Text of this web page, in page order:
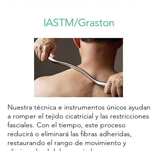
IASTM/Graston
Nuestra técnica e instrumentos únicos ayudan
a romper el tejido cicatricial y las restricciones
fasciales. Con el tiempo, este proceso
reducirá o eliminará las fibras adheridas,
restaurando el rango de movimiento y